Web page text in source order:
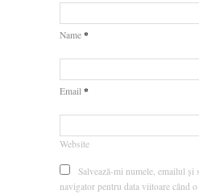
Name *
Email *
Website
Salvează-mi numele, emailul și
navigator pentru data viitoare când o